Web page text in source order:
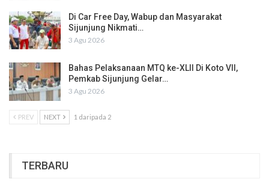
Di Car Free Day, Wabup dan Masyarakat
Sijunjung Nikmati…
3 Agu 2026
Bahas Pelaksanaan MTQ ke-XLII Di Koto VII,
Pemkab Sijunjung Gelar…
3 Agu 2026
PREV NEXT 1 daripada 2
TERBARU